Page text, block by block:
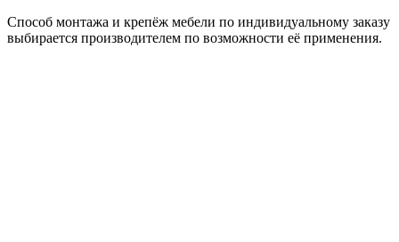
Способ монтажа и крепёж мебели по индивидуальному заказу
выбирается производителем по возможности её применения.